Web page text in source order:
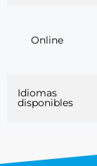
Online
Idiomas
disponibles